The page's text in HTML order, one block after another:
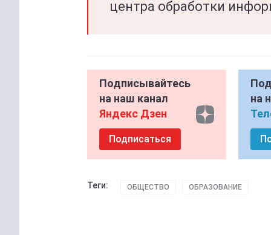
центра обработки
Подписывайтесь
на наш канал
Яндекс Дзен
Подписаться
на
Теги: ОБЩЕСТВО ОБРАЗОВАНИЕ